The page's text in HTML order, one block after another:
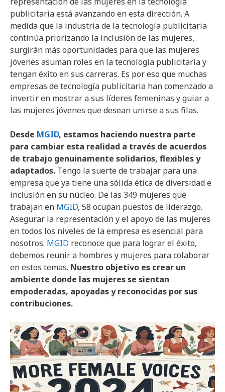
publicitaria está avanzando en esta dirección. A
medida que la industria de la tecnología publicitaria
continúa priorizando la inclusión de las mujeres,
surgirán más oportunidades para que las mujeres
jóvenes asuman roles en la tecnología publicitaria y
tengan éxito en sus carreras. Es por eso que muchas
empresas de tecnología publicitaria han comenzado a
invertir en mostrar a sus líderes femeninas y guiar a
las mujeres jóvenes que desean unirse a sus filas.
Desde MGID, estamos haciendo nuestra parte
para cambiar esta realidad a través de acuerdos
de trabajo genuinamente solidarios, flexibles y
adaptados. Tengo la suerte de trabajar para una
empresa que ya tiene una sólida ética de diversidad e
inclusión en su núcleo. De las 349 mujeres que
trabajan en MGID, 58 ocupan puestos de liderazgo.
Asegurar la representación y el apoyo de las mujeres
en todos los niveles de la empresa es esencial para
nosotros. MGID reconoce que para lograr el éxito,
debemos reunir a hombres y mujeres para colaborar
en estos temas. Nuestro objetivo es crear un
ambiente donde las mujeres se sientan
empoderadas, apoyadas y reconocidas por sus
contribuciones.